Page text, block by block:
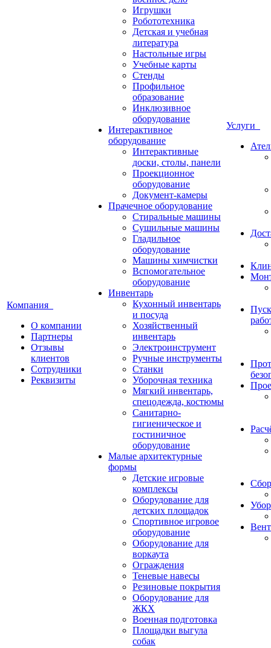
Компания
О компании
Партнеры
Отзывы
клиентов
Сотрудники
Реквизиты
Игрушки
Робототехника
Детская и учебная
литература
Настольные игры
Учебные карты
Стенды
Профильное
образование
Инклюзивное
оборудование
Интерактивное
оборудование
Интерактивные
доски, столы, панели
Проекционное
оборудование
Документ-камеры
Прачечное оборудование
Стиральные машины
Сушильные машины
Гладильное
оборудование
Машины химчистки
Вспомогательное
оборудование
Инвентарь
Кухонный инвентарь
и посуда
Хозяйственный
инвентарь
Электроинструмент
Ручные инструменты
Станки
Уборочная техника
Мягкий инвентарь,
спецодежда, костюмы
Санитарно-
гигиеническое и
гостиничное
оборудование
Малые архитектурные
формы
Детские игровые
комплексы
Оборудование для
детских площадок
Спортивное игровое
оборудование
Оборудование для
воркаута
Ограждения
Теневые навесы
Резиновые покрытия
Оборудование для
ЖКХ
Военная подготовка
Площадки выгула
собак
Услуги